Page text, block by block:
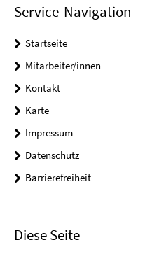
Service-Navigation
Startseite
Mitarbeiter/innen
Kontakt
Karte
Impressum
Datenschutz
Barrierefreiheit
Diese Seite